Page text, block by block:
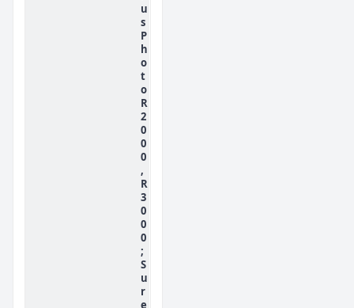
u
s
P
h
o
t
o
R
2
0
0
0
,
R
3
0
0
0
;
S
u
r
e